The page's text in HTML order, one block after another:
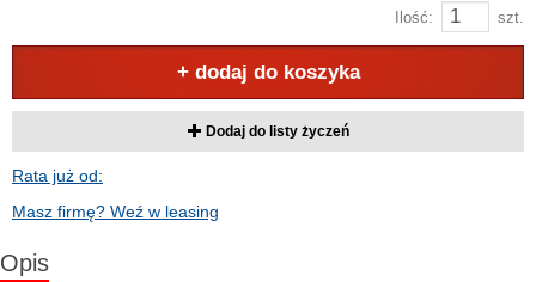
Ilość: szt.
+ dodaj do koszyka
Dodaj do listy życzeń
Rata już od:
Masz firmę? Weź w leasing
Opis